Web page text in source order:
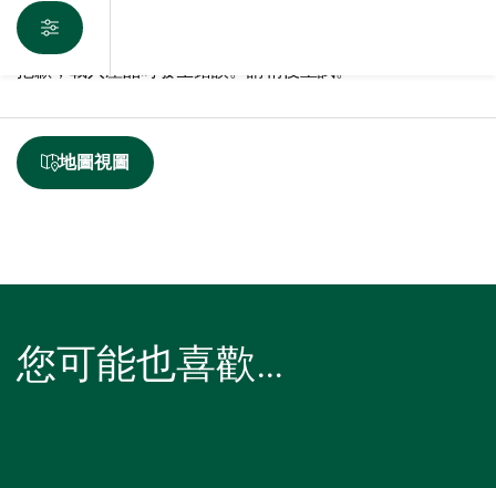
抱歉，載入產品時發生錯誤。請稍後重試。
地圖視圖
您可能也喜歡…